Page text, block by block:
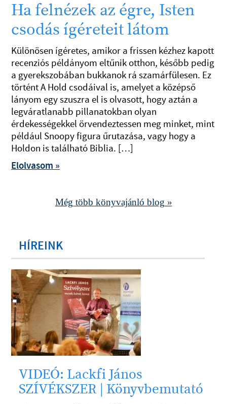
Ha felnézek az égre, Isten
csodás ígéreteit látom
Különösen ígéretes, amikor a frissen kézhez kapott
recenziós példányom eltűnik otthon, később pedig
a gyerekszobában bukkanok rá szamárfülesen. Ez
történt A Hold csodáival is, amelyet a középső
lányom egy szuszra el is olvasott, hogy aztán a
legváratlanabb pillanatokban olyan
érdekességekkel örvendeztessen meg minket, mint
például Snoopy figura űrutazása, vagy hogy a
Holdon is található Biblia. […]
Elolvasom »
Még több könyvajánló blog »
HÍREINK
VIDEÓ: Lackfi János
SZÍVÉKSZER | Könyvbemutató